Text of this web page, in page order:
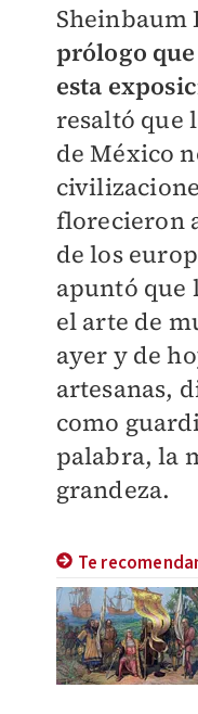
​Sheinbaum
prólogo
esta
resaltó que
de México
florecieron
de los
apuntó que
el arte de
ayer y de
artesanas,
como
palabra, la
grandeza.
Te